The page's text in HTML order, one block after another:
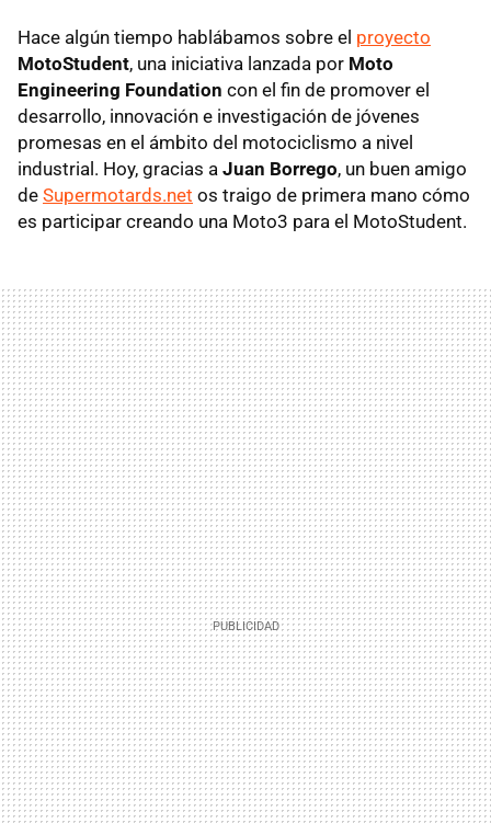
Hace algún tiempo hablábamos sobre el proyecto
MotoStudent, una iniciativa lanzada por Moto
Engineering Foundation con el fin de promover el
desarrollo, innovación e investigación de jóvenes
promesas en el ámbito del motociclismo a nivel
industrial. Hoy, gracias a Juan Borrego, un buen amigo
de Supermotards.net os traigo de primera mano cómo
es participar creando una Moto3 para el MotoStudent.